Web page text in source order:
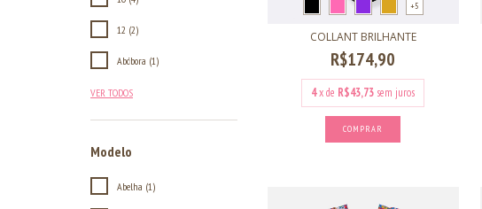
12 (2)
Abóbora (1)
VER TODOS
Modelo
Abelha (1)
+5
COLLANT BRILHANTE
R$174,90
4x de R$43,73 sem juros
COMPRAR